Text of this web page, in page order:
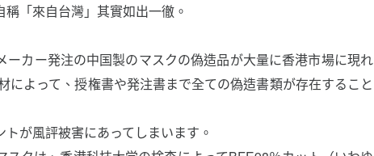
「來自台灣」其實如出一徹。
ーカー発注の中国製のマスクの偽造品が大量に香港市場に現れ
によって、授権書や発注書まで全ての偽造書類が存在すること
が風評被害にあってしまいます。